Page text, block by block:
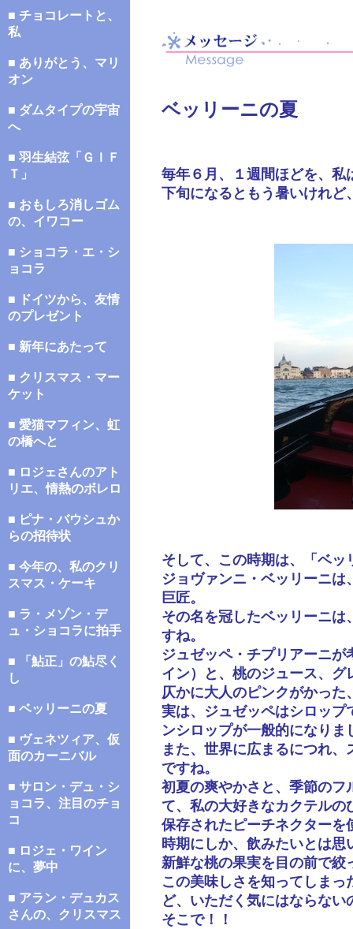
■ チョコレートと、
私
■ ありがとう、マリ
オン
■ ダムタイプの宇宙
へ
■ 羽生結弦「ＧＩＦ
Ｔ」
■ おもしろ消しゴム
の、イワコー
■ ショコラ・エ・シ
ョコラ
■ ドイツから、友情
のプレゼント
■ 新年にあたって
■ クリスマス・マー
ケット
■ 愛猫マフィン、虹
の橋へと
■ ロジェさんのアト
リエ、情熱のボレロ
■ ピナ・バウシュか
らの招待状
■ 今年の、私のクリ
スマス・ケーキ
■ ラ・メゾン・デ
ュ・ショコラに拍手
■ 「鮎正」の鮎尽く
し
■ ベッリーニの夏
■ ヴェネツィア、仮
面のカーニバル
■ サロン・デュ・シ
ョコラ、注目のチョ
コ
■ ロジェ・ワイン
に、夢中
■ アラン・デュカス
さんの、クリスマス
ベッリーニの夏
毎年６月、１週間ほどを、私
下旬になるともう暑いけれど
そして、この時期は、「ベ
ジョヴァンニ・ベッリーニ
巨匠。
その名を冠したベッリーニ
すね。
ジュゼッペ・チプリアーニ
イン）と、桃のジュース、
仄かに大人のピンクがかった
実は、ジュゼッペはシロップ
ンシロップが一般的になりま
また、世界に広まるにつれ
ですね。
初夏の爽やかさと、季節のフ
て、私の大好きなカクテルの
保存されたピーチネクターを
時期にしか、飲みたいとは思
新鮮な桃の果実を目の前で絞
この美味しさを知ってしま
ど、いただく気にはならない
そこで！！